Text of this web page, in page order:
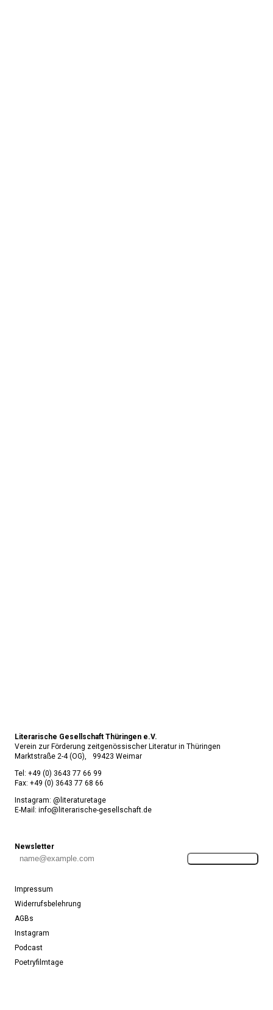
Literarische Gesellschaft Thüringen e.V.
Verein zur Förderung zeitgenössischer Literatur in Thüringen
Marktstraße 2-4 (OG), 99423 Weimar
Tel: +49 (0) 3643 77 66 99
Fax: +49 (0) 3643 77 68 66
Instagram: @literaturetage
E-Mail: info@literarische-gesellschaft.de
Newsletter
Impressum
Widerrufsbelehrung
AGBs
Instagram
Podcast
Poetryfilmtage